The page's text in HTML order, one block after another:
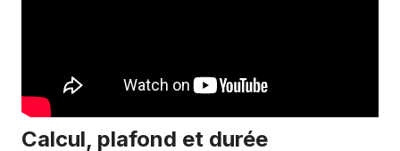
Calcul, plafond et durée